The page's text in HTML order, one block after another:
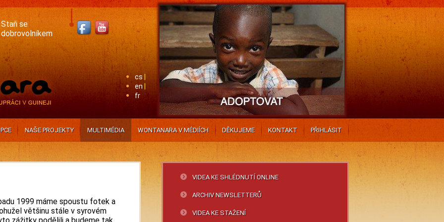
Staň se
dobrovolníkem
cs
en
fr
NAŠE PROJEKTY MULTIMÉDIA WONTANARA V MÉDIÍCH DĚKUJEME KONTAKT PŘIHLÁSIT
1999 máme spoustu fotek a
většinu stále v syrovém
VIDEA KE SHLÉDNUTÍ ONLINE
ARCHIV NEWSLETTERŮ
VIDEA KE STAŽENÍ